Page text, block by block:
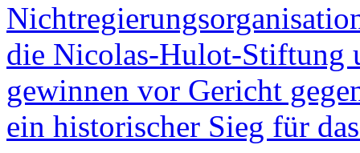
die Nicolas-Hulot-Stiftung
gewinnen vor Gericht
ein historischer Sieg für